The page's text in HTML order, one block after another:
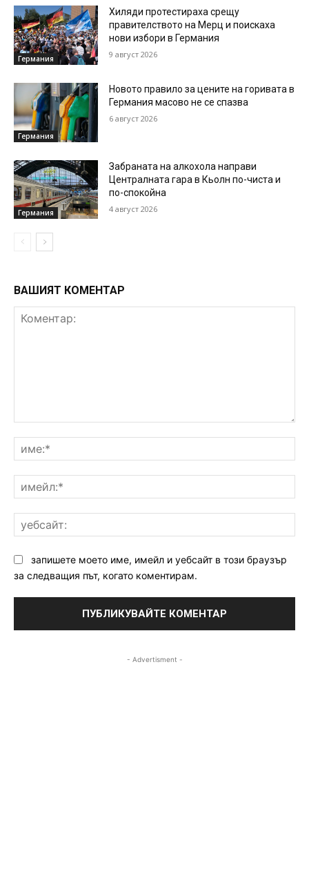
Германия
Хиляди протестираха срещу
правителството на Мерц и поискаха
нови избори в Германия
9 август 2026
Германия
Новото правило за цените на горивата в
Германия масово не се спазва
6 август 2026
Германия
Забраната на алкохола направи
Централната гара в Кьолн по-чиста и
по-спокойна
4 август 2026
ВАШИЯТ КОМЕНТАР
запишете моето име, имейл и уебсайт в този браузър
за следващия път, когато коментирам.
- Advertisment -